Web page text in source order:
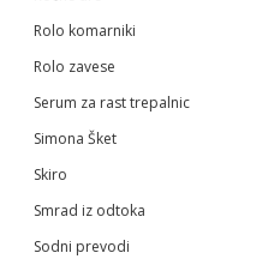
Rolo komarniki
Rolo zavese
Serum za rast trepalnic
Simona Šket
Skiro
Smrad iz odtoka
Sodni prevodi